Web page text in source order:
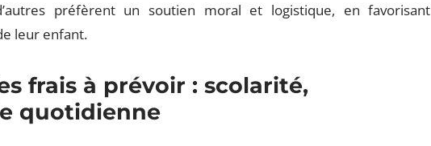
préfèrent un soutien moral et logistique, en favorisant
leur enfant.
frais à prévoir : scolarité,
quotidienne